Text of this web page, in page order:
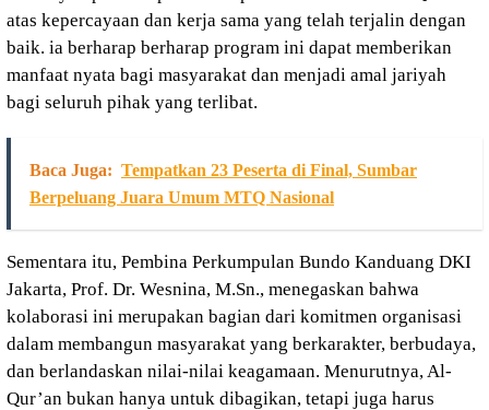
atas kepercayaan dan kerja sama yang telah terjalin dengan
baik. ia berharap berharap program ini dapat memberikan
manfaat nyata bagi masyarakat dan menjadi amal jariyah
bagi seluruh pihak yang terlibat.
Baca Juga: Tempatkan 23 Peserta di Final, Sumbar
Berpeluang Juara Umum MTQ Nasional
Sementara itu, Pembina Perkumpulan Bundo Kanduang DKI
Jakarta, Prof. Dr. Wesnina, M.Sn., menegaskan bahwa
kolaborasi ini merupakan bagian dari komitmen organisasi
dalam membangun masyarakat yang berkarakter, berbudaya,
dan berlandaskan nilai-nilai keagamaan. Menurutnya, Al-
Qur’an bukan hanya untuk dibagikan, tetapi juga harus